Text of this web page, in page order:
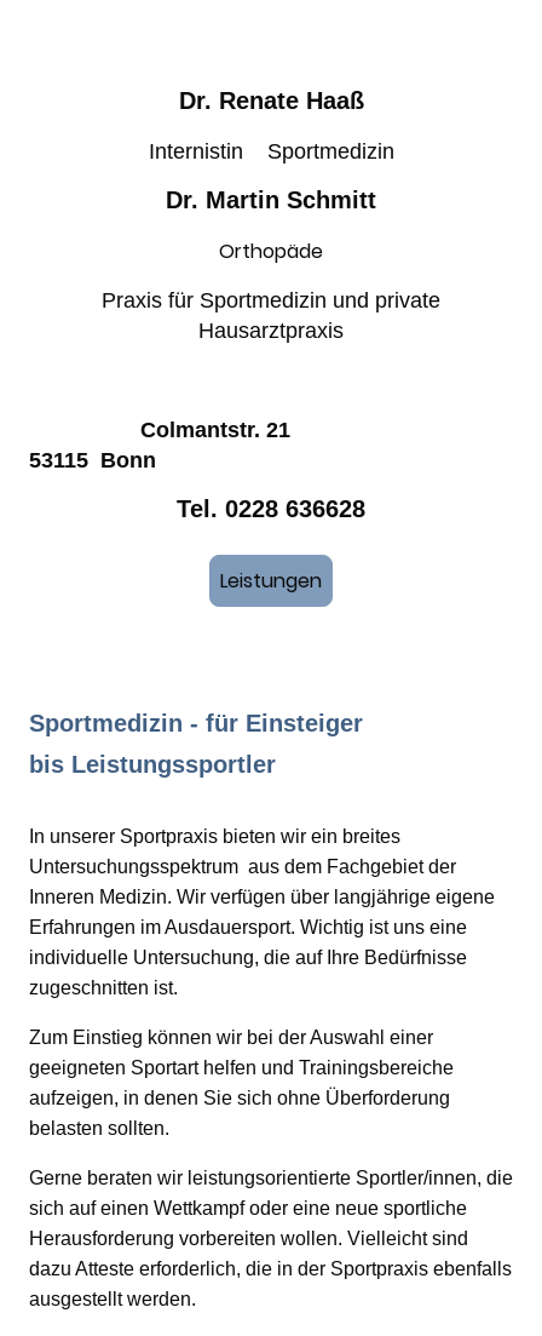
Dr. Renate Haaß
Internistin Sportmedizin
Dr. Martin Schmitt
Orthopäde
Praxis für Sportmedizin und private
Hausarztpraxis
Colmantstr. 21
53115 Bonn
Tel. 0228 636628
Leistungen
Sportmedizin - für Einsteiger
bis Leistungssportler
In unserer Sportpraxis bieten wir ein breites
Untersuchungsspektrum aus dem Fachgebiet der
Inneren Medizin. Wir verfügen über langjährige eigene
Erfahrungen im Ausdauersport. Wichtig ist uns eine
individuelle Untersuchung, die auf Ihre Bedürfnisse
zugeschnitten ist.
Zum Einstieg können wir bei der Auswahl einer
geeigneten Sportart helfen und Trainingsbereiche
aufzeigen, in denen Sie sich ohne Überforderung
belasten sollten.
Gerne beraten wir leistungsorientierte Sportler/innen, die
sich auf einen Wettkampf oder eine neue sportliche
Herausforderung vorbereiten wollen. Vielleicht sind
dazu Atteste erforderlich, die in der Sportpraxis ebenfalls
ausgestellt werden.